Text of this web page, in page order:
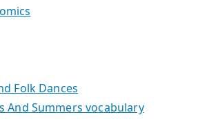
Folk Dances
And Summers vocabulary